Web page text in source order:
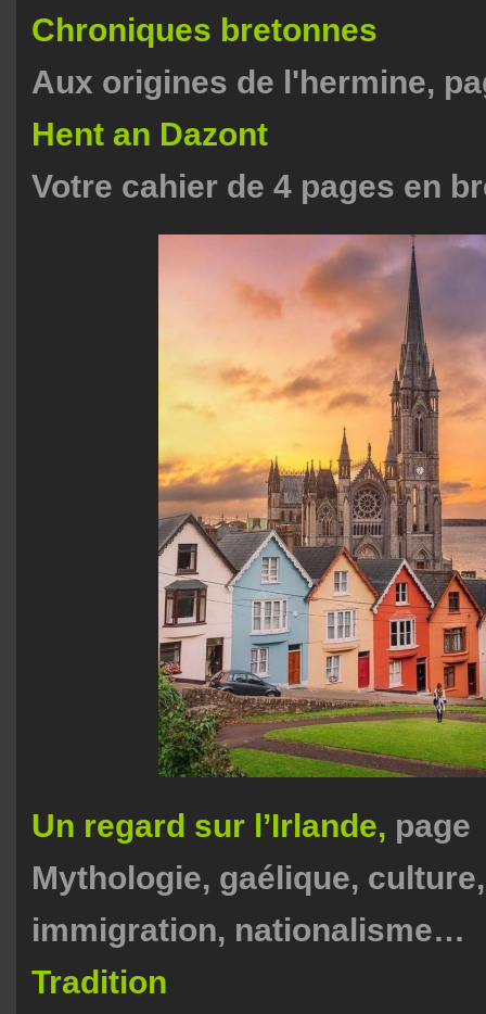
Chroniques bretonnes
Aux origines de l'hermine,
Hent an Dazont
Votre cahier de 4 pages en
Un regard sur l’Irlande, page
Mythologie, gaélique,
immigration,
Tradition